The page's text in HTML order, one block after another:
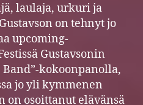
laulaja, urkuri ja
on tehnyt jo
upcoming-
Gustavsonin
kokoonpanolla,
jo yli kymmenen
on osoittanut elävänsä